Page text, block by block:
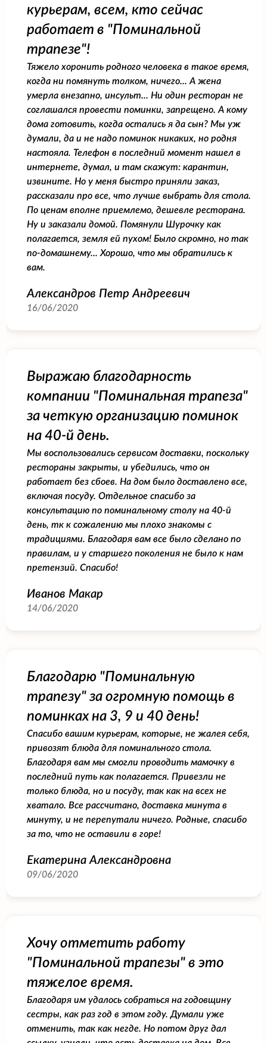
курьерам, всем, кто сейчас
работает в "Поминальной
трапезе"!
Тяжело хоронить родного человека в такое время,
когда ни помянуть толком, ничего... А жена
умерла внезапно, инсульт... Ни один ресторан не
соглашался провести поминки, запрещено. А кому
дома готовить, когда остались я да сын? Мы уж
думали, да и не надо поминок никаких, но родня
настояла. Телефон в последний момент нашел в
интернете, думал, и там скажут: карантин,
извините. Но у меня быстро приняли заказ,
рассказали про все, что лучше выбрать для стола.
По ценам вполне приемлемо, дешевле ресторана.
Ну и заказали домой. Помянули Шурочку как
полагается, земля ей пухом! Было скромно, но так
по-домашнему... Хорошо, что мы обратились к
вам.
Александров Петр Андреевич
16/06/2020
Выражаю благодарность
компании "Поминальная трапеза"
за четкую организацию поминок
на 40-й день.
Мы воспользовались сервисом доставки, поскольку
рестораны закрыты, и убедились, что он
работает без сбоев. На дом было доставлено все,
включая посуду. Отдельное спасибо за
консультацию по поминальному столу на 40-й
день, тк к сожалению мы плохо знакомы с
традициями. Благодаря вам все было сделано по
правилам, и у старшего поколения не было к нам
претензий. Спасибо!
Иванов Макар
14/06/2020
Благодарю "Поминальную
трапезу" за огромную помощь в
поминках на 3, 9 и 40 день!
Спасибо вашим курьерам, которые, не жалея себя,
привозят блюда для поминального стола.
Благодаря вам мы смогли проводить мамочку в
последний путь как полагается. Привезли не
только блюда, но и посуду, так как на всех не
хватало. Все рассчитано, доставка минута в
минуту, и не перепутали ничего. Родные, спасибо
за то, что не оставили в горе!
Екатерина Александровна
09/06/2020
Хочу отметить работу
"Поминальной трапезы" в это
тяжелое время.
Благодаря им удалось собраться на годовщину
сестры, как раз год в этом году. Думали уже
отменить, так как негде. Но потом друг дал